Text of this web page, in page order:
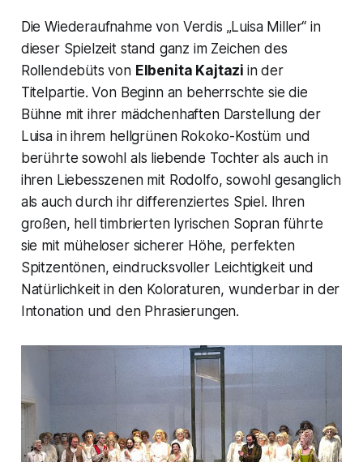
Die Wiederaufnahme von Verdis „Luisa Miller“ in
dieser Spielzeit stand ganz im Zeichen des
Rollendebüts von Elbenita Kajtazi in der
Titelpartie. Von Beginn an beherrschte sie die
Bühne mit ihrer mädchenhaften Darstellung der
Luisa in ihrem hellgrünen Rokoko-Kostüm und
berührte sowohl als liebende Tochter als auch in
ihren Liebesszenen mit Rodolfo, sowohl gesanglich
als auch durch ihr differenziertes Spiel. Ihren
großen, hell timbrierten lyrischen Sopran führte
sie mit müheloser sicherer Höhe, perfekten
Spitzentönen, eindrucksvoller Leichtigkeit und
Natürlichkeit in den Koloraturen, wunderbar in der
Intonation und den Phrasierungen.